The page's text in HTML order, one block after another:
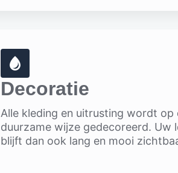
Decoratie
Alle kleding en uitrusting wordt op
duurzame wijze gedecoreerd. Uw
blijft dan ook lang en mooi